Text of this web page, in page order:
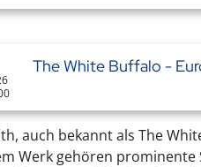
The White Buffalo -
auch bekannt als The
Werk gehören prominente